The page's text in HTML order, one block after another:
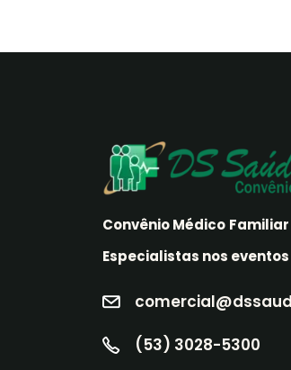
Convênio Médico Familiar
Especialistas nos
(53) 3028-5300